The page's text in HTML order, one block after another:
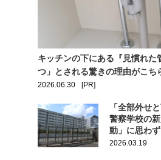
キッチンの下にある『見慣れ
つ」とされる驚きの理由がこち
2026.06.30 [PR]
「全部外せ
警察学校の
動」に思わ
2026.03.19